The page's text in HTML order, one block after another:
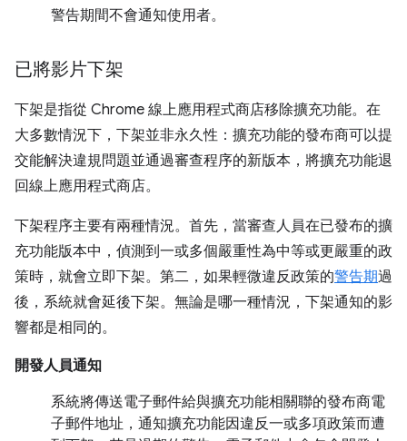
警告期間不會通知使用者。
已將影片下架
下架是指從 Chrome 線上應用程式商店移除擴充功能。在
大多數情況下，下架並非永久性：擴充功能的發布商可以提
交能解決違規問題並通過審查程序的新版本，將擴充功能退
回線上應用程式商店。
下架程序主要有兩種情況。首先，當審查人員在已發布的擴
充功能版本中，偵測到一或多個嚴重性為中等或更嚴重的政
策時，就會立即下架。第二，如果輕微違反政策的警告期過
後，系統就會延後下架。無論是哪一種情況，下架通知的影
響都是相同的。
開發人員通知
系統將傳送電子郵件給與擴充功能相關聯的發布商電
子郵件地址，通知擴充功能因違反一或多項政策而遭